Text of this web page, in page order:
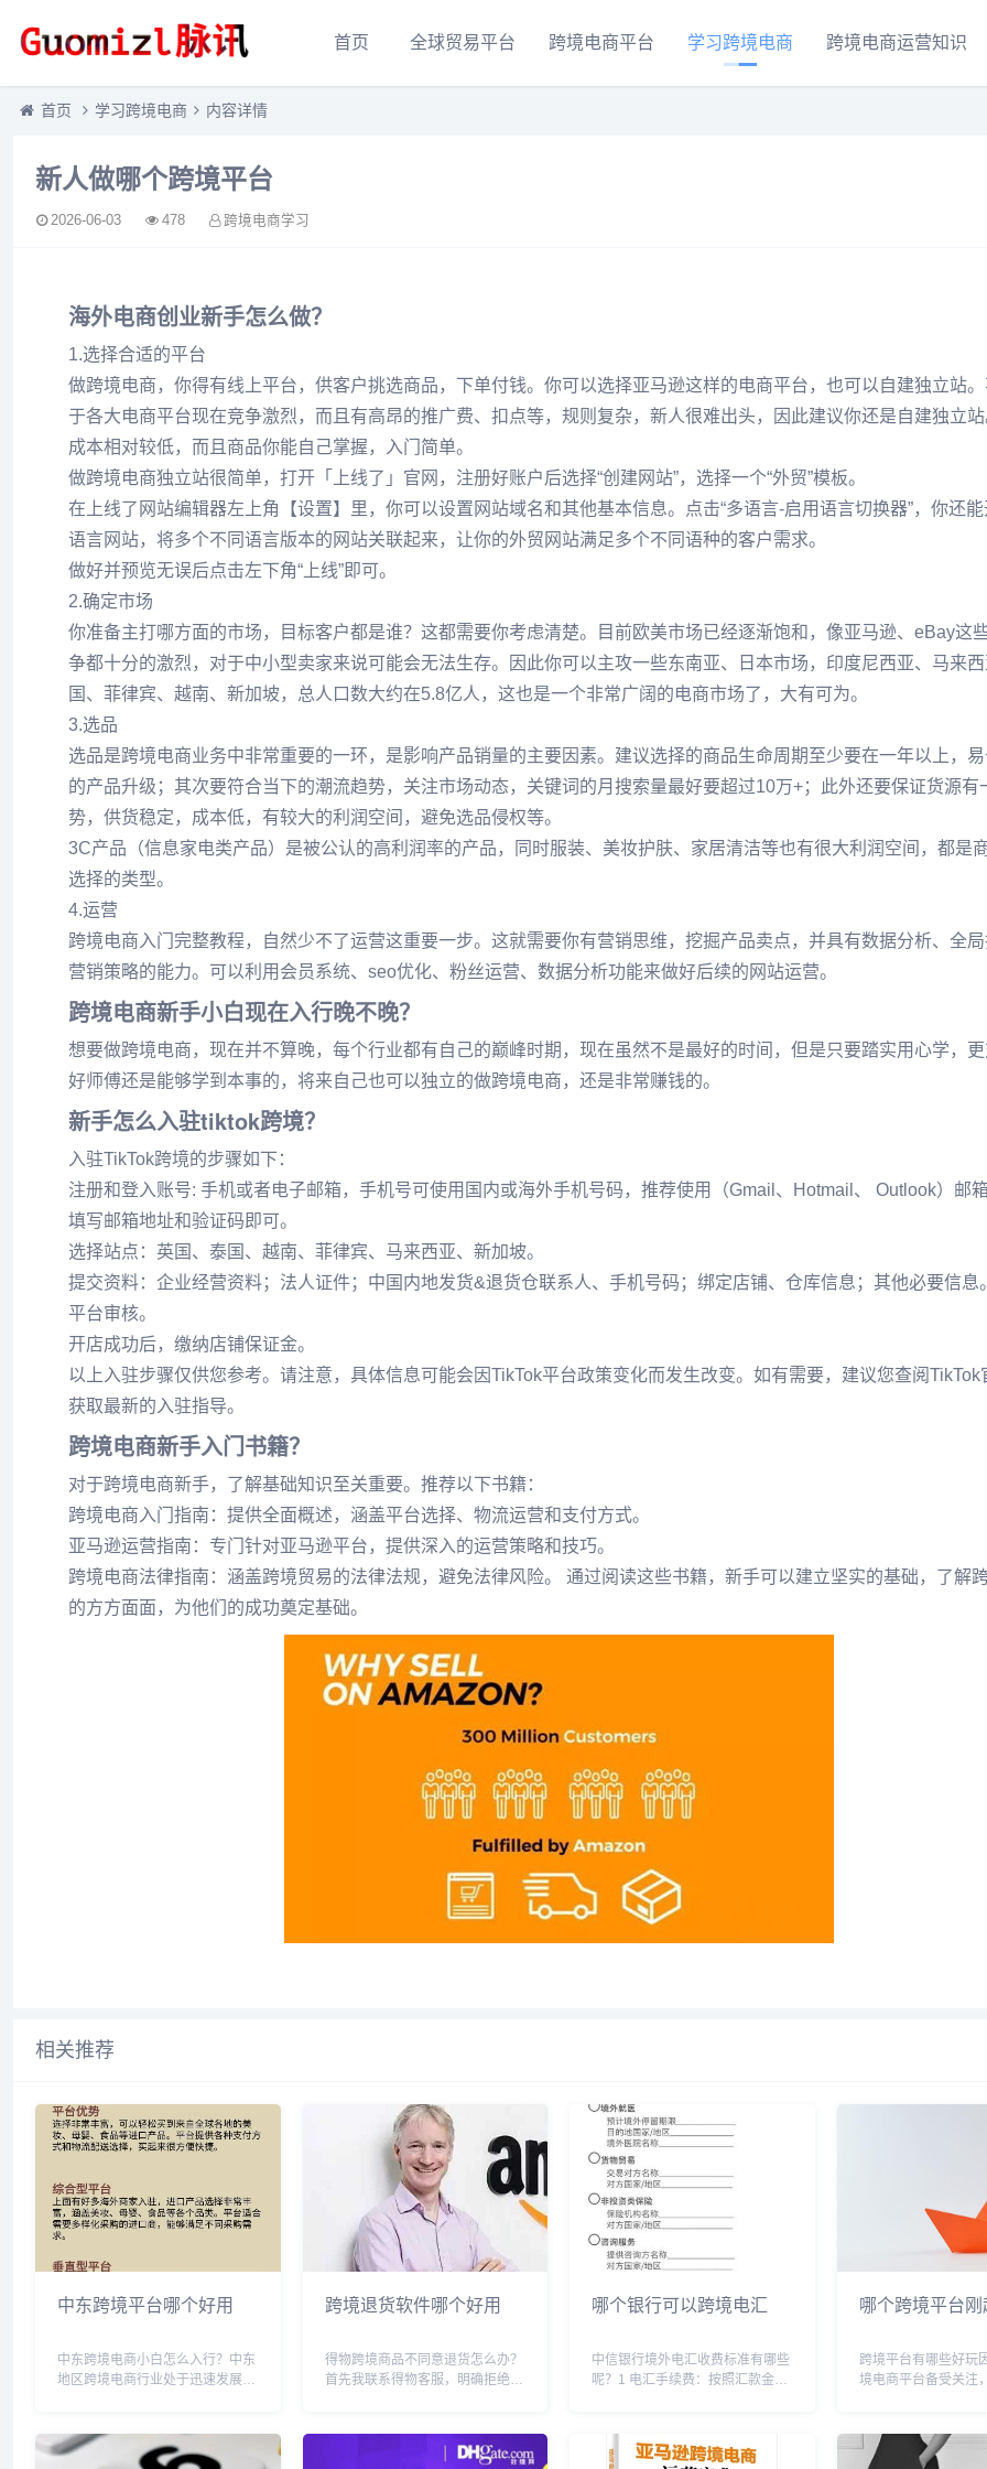
首页 全球贸易平台 跨境电商平台 学习跨境电商 跨境电商运营知识
首页 学习跨境电商 内容详情
新人做哪个跨境平台
2026-06-03 478 跨境电商学习
海外电商创业新手怎么做？
1.选择合适的平台
做跨境电商，你得有线上平台，供客户挑选商品，下单付钱。你可以选择亚马逊这样的电商平台，也可以自建独立站
于各大电商平台现在竞争激烈，而且有高昂的推广费、扣点等，规则复杂，新人很难出头，因此建议你还是自建独立
成本相对较低，而且商品你能自己掌握，入门简单。
做跨境电商独立站很简单，打开「上线了」官网，注册好账户后选择“创建网站”，选择一个“外贸”模板。
在上线了网站编辑器左上角【设置】里，你可以设置网站域名和其他基本信息。点击“多语言-启用语言切换器”，你还
语言网站，将多个不同语言版本的网站关联起来，让你的外贸网站满足多个不同语种的客户需求。
做好并预览无误后点击左下角“上线”即可。
2.确定市场
你准备主打哪方面的市场，目标客户都是谁？这都需要你考虑清楚。目前欧美市场已经逐渐饱和，像亚马逊、eBay这
争都十分的激烈，对于中小型卖家来说可能会无法生存。因此你可以主攻一些东南亚、日本市场，印度尼西亚、马来
国、菲律宾、越南、新加坡，总人口数大约在5.8亿人，这也是一个非常广阔的电商市场了，大有可为。
3.选品
选品是跨境电商业务中非常重要的一环，是影响产品销量的主要因素。建议选择的商品生命周期至少要在一年以上，
的产品升级；其次要符合当下的潮流趋势，关注市场动态，关键词的月搜索量最好要超过10万+；此外还要保证货源有
势，供货稳定，成本低，有较大的利润空间，避免选品侵权等。
3C产品（信息家电类产品）是被公认的高利润率的产品，同时服装、美妆护肤、家居清洁等也有很大利润空间，都是
选择的类型。
4.运营
跨境电商入门完整教程，自然少不了运营这重要一步。这就需要你有营销思维，挖掘产品卖点，并具有数据分析、全
营销策略的能力。可以利用会员系统、seo优化、粉丝运营、数据分析功能来做好后续的网站运营。
跨境电商新手小白现在入行晚不晚？
想要做跨境电商，现在并不算晚，每个行业都有自己的巅峰时期，现在虽然不是最好的时间，但是只要踏实用心学，
好师傅还是能够学到本事的，将来自己也可以独立的做跨境电商，还是非常赚钱的。
新手怎么入驻tiktok跨境？
入驻TikTok跨境的步骤如下：
注册和登入账号: 手机或者电子邮箱，手机号可使用国内或海外手机号码，推荐使用（Gmail、Hotmail、 Outlook）邮
填写邮箱地址和验证码即可。
选择站点：英国、泰国、越南、菲律宾、马来西亚、新加坡。
提交资料：企业经营资料；法人证件；中国内地发货&退货仓联系人、手机号码；绑定店铺、仓库信息；其他必要信息
平台审核。
开店成功后，缴纳店铺保证金。
以上入驻步骤仅供您参考。请注意，具体信息可能会因TikTok平台政策变化而发生改变。如有需要，建议您查阅TikTok
获取最新的入驻指导。
跨境电商新手入门书籍？
对于跨境电商新手，了解基础知识至关重要。推荐以下书籍：
跨境电商入门指南：提供全面概述，涵盖平台选择、物流运营和支付方式。
亚马逊运营指南：专门针对亚马逊平台，提供深入的运营策略和技巧。
跨境电商法律指南：涵盖跨境贸易的法律法规，避免法律风险。 通过阅读这些书籍，新手可以建立坚实的基础，了解
的方方面面，为他们的成功奠定基础。
相关推荐
中东跨境平台哪个好用
中东跨境电商小白怎么入行？中东
地区跨境电商行业处于迅速发展阶
规等。首先需要进行市场调研，研
究目标国家的文化和消费习惯，寻
跨境退货软件哪个好用
得物跨境商品不同意退货怎么办？
首先我联系得物客服，明确拒绝.
点到十一点之间）第三在网上
哪个银行可以跨境电汇
中信银行境外电汇收费标准有哪些
呢？1 电汇手续费：按照汇款金额
区￥100 3 持外币现钞办理电汇
时，另加收外汇买卖差价。差价按
哪个跨境平台
跨境平台有哪些好玩
境电商平台备受关注
主要分2B和2C的，B
巴国际站，中国制造